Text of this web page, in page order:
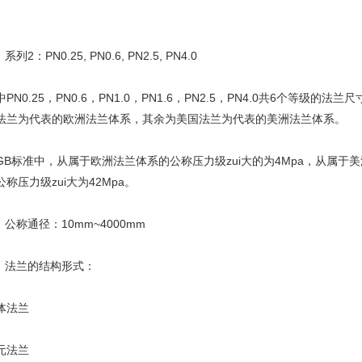
2：PN0.25, PN0.6, PN2.5, PN4.0
，PN0.6，PN1.0，PN1.6，PN2.5，PN4.0共6个等级的法兰尺
兰为代表的欧洲法兰体系，其余为美国法兰为代表的美洲法兰体系。
中，从属于欧洲法兰体系的公称压力级zui大的为4Mpa，从属于美
称压力级zui大为42Mpa。
通径：10mm~4000mm
的结构形式：
兰
兰